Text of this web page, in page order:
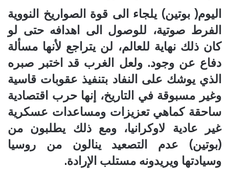
اليوم( بوتين) يلجاء الى قوة الصواريخ النووية
الفرط صوتية، للوصول الى اهدافه حتى لو
كان ذلك نهاية للعالم، لن يتراجع لأنها مسألة
دفاع عن وجود. ولعل الغرب قد اختبر صبره
الذي يوشك على النفاد بتنفيذ عقوبات قاسية
وغير مسبوقة في التاريخ، إنها حرب اقتصادية
ساحقة كماهي تعزيزات ومساعدات عسكرية
غير عادية لاوكرانيا، ومع ذلك يطلبون من
(بوتين) عدم التصعيد ينالون من روسيا
وسيادتها ويريدونه مستلب الإرادة.